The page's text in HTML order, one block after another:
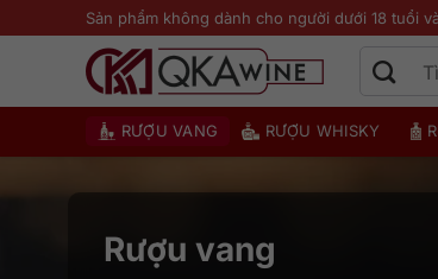
qua
Sản phẩm không dành cho người dưới 18 tuổi
RƯỢU VANG RƯỢU WHISKY
Rượu vang